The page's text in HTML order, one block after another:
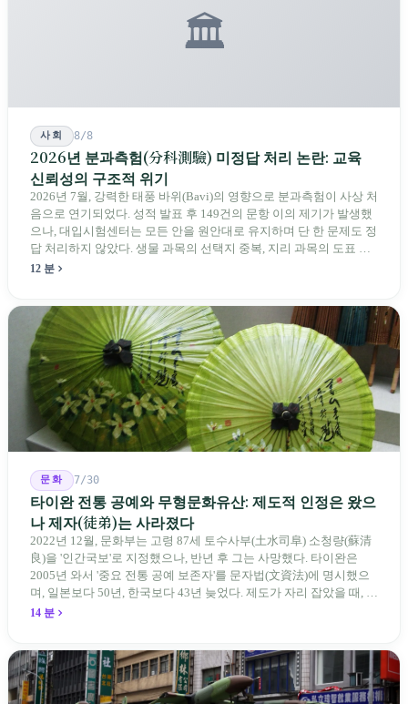
🏛️
사회 8/8
2026년 분과측험(分科測驗) 미정답 처리 논란: 교육
신뢰성의 구조적 위기
2026년 7월, 강력한 태풍 바위(Bavi)의 영향으로 분과측험이 사상 처
음으로 연기되었다. 성적 발표 후 149건의 문항 이의 제기가 발생했
으나, 대입시험센터는 모든 안을 원안대로 유지하며 단 한 문제도 정
답 처리하지 않았다. 생물 과목의 선택지 중복, 지리 과목의 도표 오
류 등에 대해 당국은 "답안 작성에 영향이 없다"라고만 답했다. 국회
12 분
문화 7/30
타이완 전통 공예와 무형문화유산: 제도적 인정은 왔으
나 제자(徒弟)는 사라졌다
2022년 12월, 문화부는 고령 87세 토수사부(土水司阜) 소청량(蘇清
良)을 '인간국보'로 지정했으나, 반년 후 그는 사망했다. 타이완은
2005년 와서 '중요 전통 공예 보존자'를 문자법(文資法)에 명시했으
며, 일본보다 50년, 한국보다 43년 늦었다. 제도가 자리 잡았을 때, 제
자 제도는 이미 1970-80년대 산업화 과정에서 붕괴되었다. 600여 명
14 분